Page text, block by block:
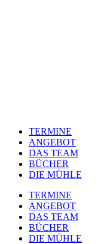
TERMINE
ANGEBOT
DAS TEAM
BÜCHER
DIE MÜHLE
TERMINE
ANGEBOT
DAS TEAM
BÜCHER
DIE MÜHLE